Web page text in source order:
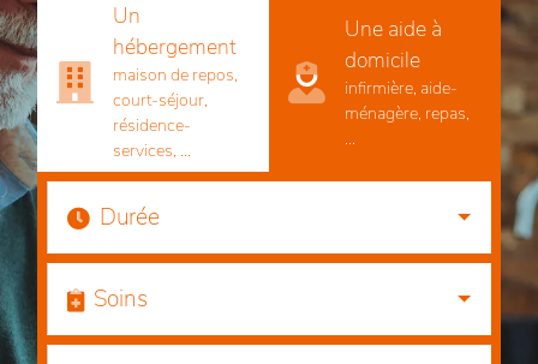
Un
hébergement
maison de repos,
court-séjour,
résidence-
services, ...
Une aide à
domicile
infirmière, aide-
ménagère, repas,
...
Durée
Soins